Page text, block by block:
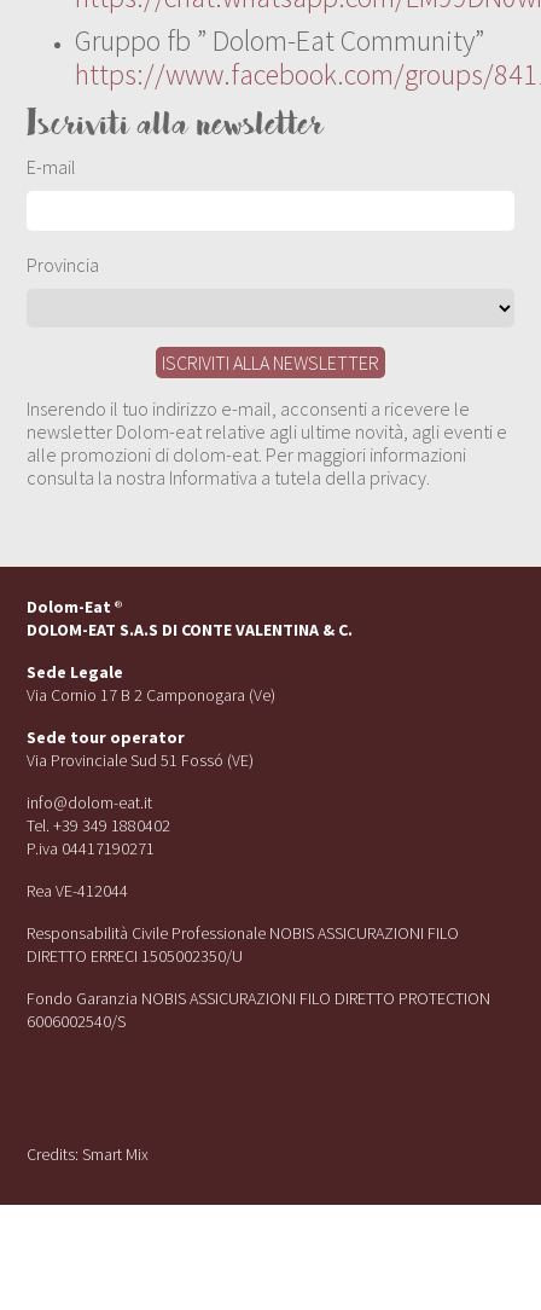
Gruppo fb ” Dolom-Eat Community”
https://www.facebook.com/groups/
Iscriviti alla newsletter
E-mail
Provincia
Inserendo il tuo indirizzo e-mail, acconsenti a ricevere le
newsletter Dolom-eat relative agli ultime novità, agli eventi e
alle promozioni di dolom-eat. Per maggiori informazioni
consulta la nostra Informativa a tutela della privacy.
Dolom-Eat ®
DOLOM-EAT S.A.S DI CONTE VALENTINA & C.
Sede Legale
Via Cornio 17 B 2 Camponogara (Ve)
Sede tour operator
Via Provinciale Sud 51 Fossó (VE)
info@dolom-eat.it
Tel. +39 349 1880402
P.iva 04417190271
Rea VE-412044
Responsabilità Civile Professionale NOBIS ASSICURAZIONI FILO
DIRETTO ERRECI 1505002350/U
Fondo Garanzia NOBIS ASSICURAZIONI FILO DIRETTO PROTECTION
6006002540/S
Credits:Smart Mix